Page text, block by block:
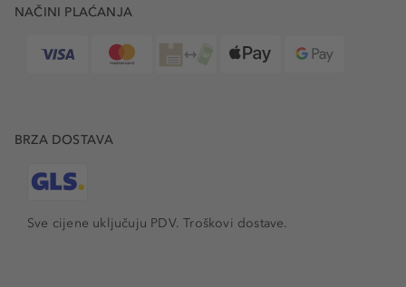
NAČINI PLAĆANJA
BRZA DOSTAVA
Sve cijene uključuju PDV.Troškovi dostave.